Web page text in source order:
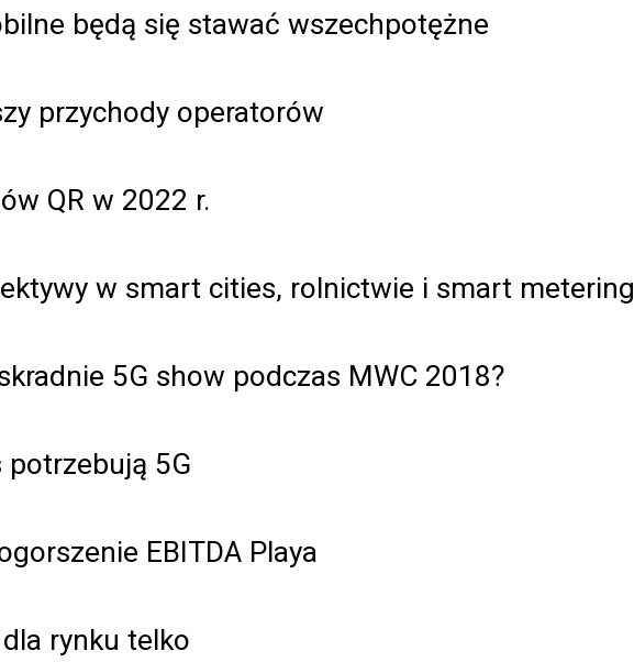
będą się stawać wszechpotężne
przychody operatorów
QR w 2022 r.
w smart cities, rolnictwie i smart metering
5G show podczas MWC 2018?
potrzebują 5G
EBITDA Playa
rynku telko